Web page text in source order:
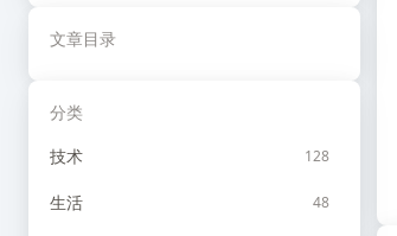
文章目录
分类
技术
128
生活 48